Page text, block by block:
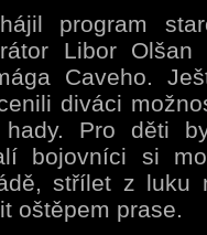
program
Libor Olšan
Caveho.
diváci
Pro děti
bojovníci si
střílet z luku
oštěpem prase.